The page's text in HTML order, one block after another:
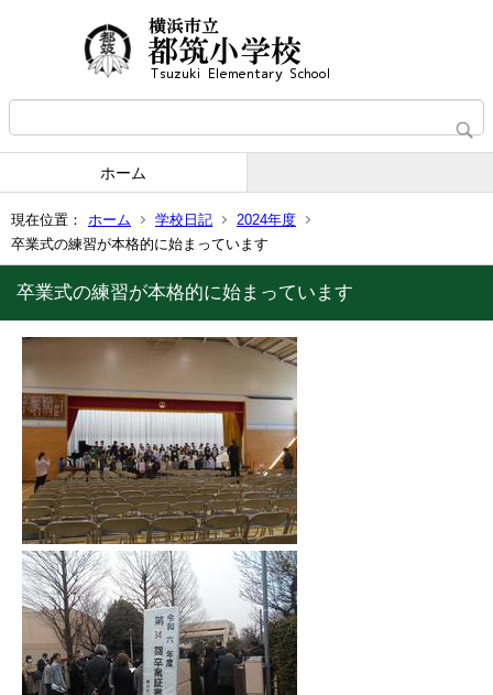
ホーム
現在位置： ホーム 学校日記
2024年度
卒業式の練習が本格的に始まっています
卒業式の練習が本格的に始まっています